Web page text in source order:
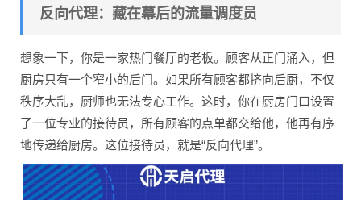
反向代理：藏在幕后的流量调度员
想象一下，你是一家热门餐厅的老板。顾客从正门涌入，但
厨房只有一个窄小的后门。如果所有顾客都挤向后厨，不仅
秩序大乱，厨师也无法专心工作。这时，你在厨房门口设置
了一位专业的接待员，所有顾客的点单都交给他，他再有序
地传递给厨房。这位接待员，就是“反向代理”。